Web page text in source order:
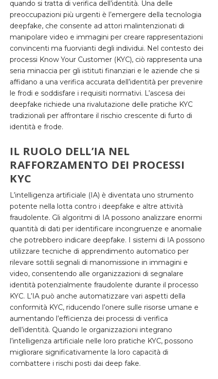
quando si tratta di verifica dell’identità. Una delle
preoccupazioni più urgenti è l’emergere della tecnologia
deepfake, che consente ad attori malintenzionati di
manipolare video e immagini per creare rappresentazioni
convincenti ma fuorvianti degli individui. Nel contesto dei
processi Know Your Customer (KYC), ciò rappresenta una
seria minaccia per gli istituti finanziari e le aziende che si
affidano a una verifica accurata dell’identità per prevenire
le frodi e soddisfare i requisiti normativi. L’ascesa dei
deepfake richiede una rivalutazione delle pratiche KYC
tradizionali per affrontare il rischio crescente di furto di
identità e frode.
IL RUOLO DELL’IA NEL
RAFFORZAMENTO DEI PROCESSI
KYC
L’intelligenza artificiale (IA) è diventata uno strumento
potente nella lotta contro i deepfake e altre attività
fraudolente. Gli algoritmi di IA possono analizzare enormi
quantità di dati per identificare incongruenze e anomalie
che potrebbero indicare deepfake. I sistemi di IA possono
utilizzare tecniche di apprendimento automatico per
rilevare sottili segnali di manomissione in immagini e
video, consentendo alle organizzazioni di segnalare
identità potenzialmente fraudolente durante il processo
KYC. L’IA può anche automatizzare vari aspetti della
conformità KYC, riducendo l’onere sulle risorse umane e
aumentando l’efficienza dei processi di verifica
dell’identità. Quando le organizzazioni integrano
l’intelligenza artificiale nelle loro pratiche KYC, possono
migliorare significativamente la loro capacità di
combattere i rischi posti dai deep fake.